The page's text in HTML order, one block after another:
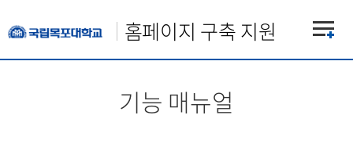
홈페이지 구축 지원
기능 매뉴얼